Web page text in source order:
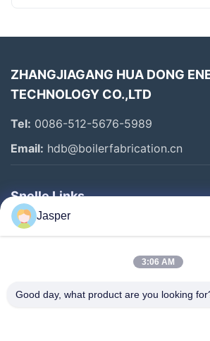
ZHANGJIAGANG HUA DONG
TECHNOLOGY CO.,LTD
Tel: 0086-512-5676-5989
Email: hdb@boilerfabrication.cn
Snelle Links
Huis
Fabrieksreis
Jasper
3:06 AM
Good day, what product are you looking